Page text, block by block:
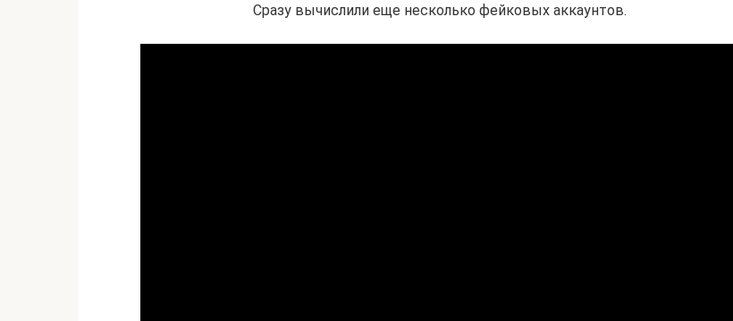
Сразу вычислили еще несколько фейковых аккаунтов.